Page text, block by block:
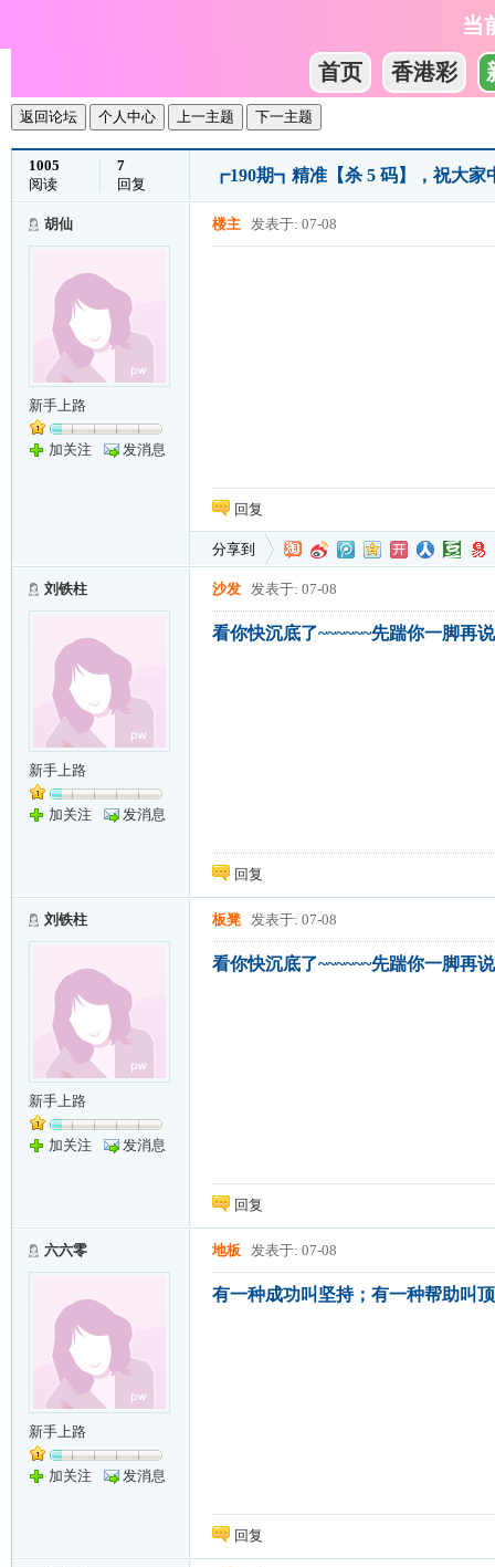
当
首页
香港彩
返回论坛 个人中心 上一主题 下一主题
1005
阅读
7
回复
┏190期┓精准【杀 5 码】，祝大家
胡仙
新手上路
加关注 发消息
楼主 发表于: 07-08
回复
分享到
刘铁柱
新手上路
加关注 发消息
沙发 发表于: 07-08
看你快沉底了~~~~~~先踹你一脚再说
回复
刘铁柱
新手上路
加关注 发消息
板凳 发表于: 07-08
看你快沉底了~~~~~~先踹你一脚再说
回复
六六零
新手上路
加关注 发消息
地板 发表于: 07-08
有一种成功叫坚持；有一种帮助叫
回复